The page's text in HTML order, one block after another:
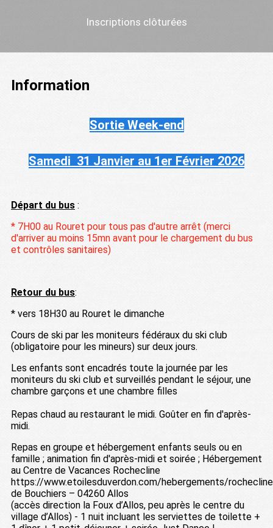
Inscriptions clôturées
Information
Sortie Week-end
Samedi 31 Janvier au 1er Février 2026
Départ du bus :
* 7H00 au Rouret pour tous pas d'autre arrêt (merci
d'arriver au moins 15mn avant pour le chargement du bus
et contrôles sanitaires)
Retour du bus:
* vers 18H30 au Rouret le dimanche
Cours de ski par les moniteurs fédéraux du ski club
(obligatoire pour les mineurs) sur deux jours.
Les enfants sont encadrés toute la journée par les
moniteurs du ski club et surveillés pendant le séjour, une
chambre garçons et une chambre filles
Repas chaud au restaurant le midi. Goûter en fin d'après-
midi.
Repas en groupe et hébergement enfants seuls ou en
famille ; animation fin d'après-midi et soirée ; Hébergement
au Centre de Vacances Rochecline
https://www.etoilesduverdon.com/hebergements/
de Bouchiers – 04260 Allos
(accès direction la Foux d’Allos, peu après le centre du
village d’Allos) - 1 nuit incluant les serviettes de toilette +